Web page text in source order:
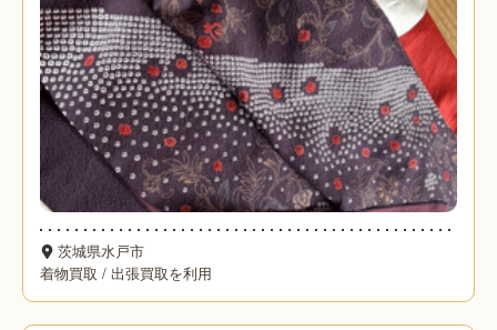
茨城県水戸市
着物買取 / 出張買取を利用